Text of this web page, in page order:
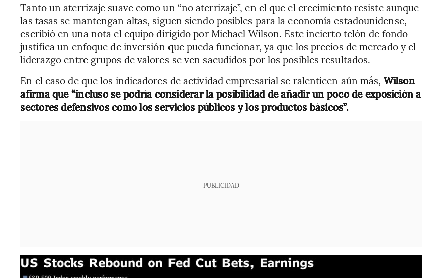
Tanto un aterrizaje suave como un “no aterrizaje”, en el que el crecimiento resiste aunque
las tasas se mantengan altas, siguen siendo posibles para la economía estadounidense,
escribió en una nota el equipo dirigido por Michael Wilson. Este incierto telón de fondo
justifica un enfoque de inversión que pueda funcionar, ya que los precios de mercado y el
liderazgo entre grupos de valores se ven sacudidos por los posibles resultados.
En el caso de que los indicadores de actividad empresarial se ralenticen aún más, Wilson
afirma que “incluso se podría considerar la posibilidad de añadir un poco de exposición a
sectores defensivos como los servicios públicos y los productos básicos”.
PUBLICIDAD